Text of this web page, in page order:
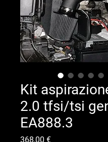
Kit
2.0 tfsi/tsi
EA888.3
368,00 €Prezzo